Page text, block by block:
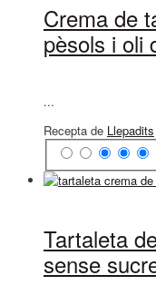
Crema de
pèsols i oli
...
Recepta de Llepadits
Tartaleta
sense